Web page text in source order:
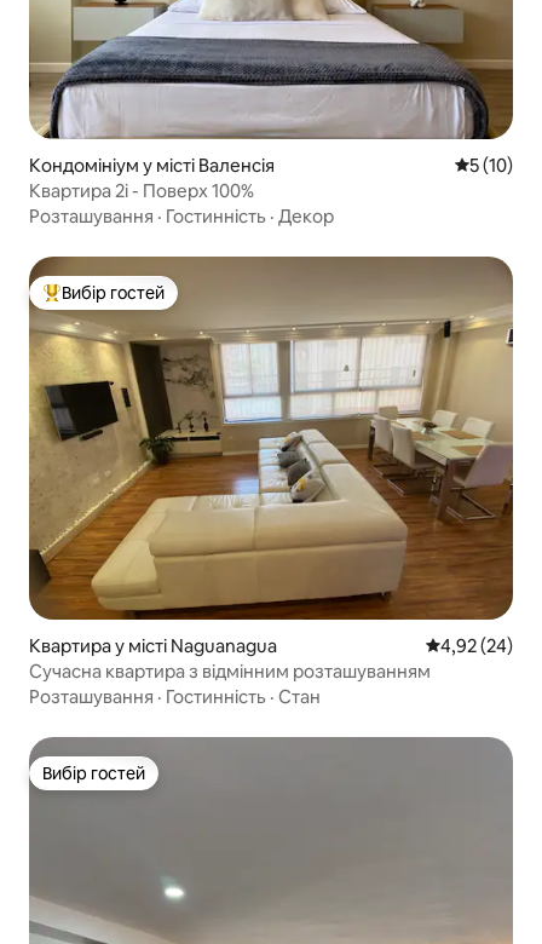
Кондомініум у місті Валенсія Середня
5 (10)
Квартира 2i - Поверх 100%
Розташування · Гостинність · Декор
Топ вибір гостей
Вибір гостей
Квартира у місті Naguanagua Середня
4,92 (24)
Сучасна квартира з відмінним розташуванням
Розташування · Гостинність · Стан
Вибір гостей
Вибір гостей